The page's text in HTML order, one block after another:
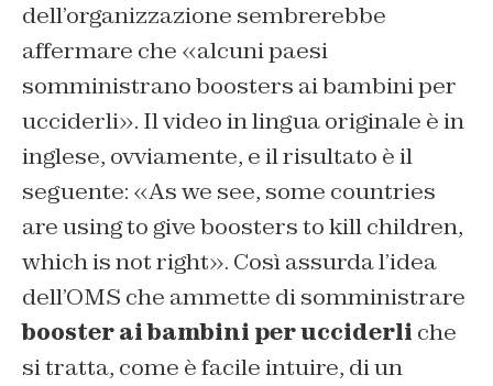
dell’organizzazione sembrerebbe
affermare che «alcuni paesi
somministrano boosters ai bambini per
ucciderli». Il video in lingua originale è in
inglese, ovviamente, e il risultato è il
seguente: «As we see, some countries
are using to give boosters to kill children,
which is not right». Così assurda l’idea
dell’OMS che ammette di somministrare
booster ai bambini per ucciderli che
si tratta, come è facile intuire, di un